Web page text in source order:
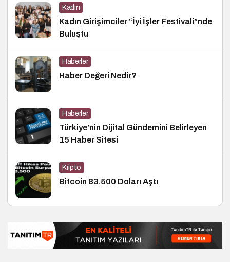
Kadın
Kadın Girişimciler “İyi İşler Festivali”nde
Buluştu
Haberler
Haber Değeri Nedir?
Haberler
Türkiye’nin Dijital Gündemini Belirleyen
15 Haber Sitesi
Kripto
Bitcoin 83.500 Doları Aştı